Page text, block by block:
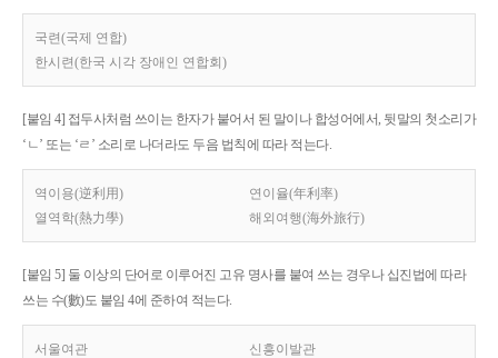
국련(국제 연합)
한시련(한국 시각 장애인 연합회)
[붙임 4] 접두사처럼 쓰이는 한자가 붙어서 된 말이나 합성어에서, 뒷말의 첫소리가
‘ㄴ’ 또는 ‘ㄹ’ 소리로 나더라도 두음 법칙에 따라 적는다.
역이용(逆利用)
연이율(年利率)
열역학(熱力學)
해외여행(海外旅行)
[붙임 5] 둘 이상의 단어로 이루어진 고유 명사를 붙여 쓰는 경우나 십진법에 따라
쓰는 수(數)도 붙임 4에 준하여 적는다.
서울여관 신흥이발관